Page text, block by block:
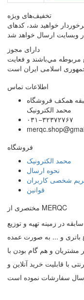
تخفیف‌های ویژه
خواهید شد، کدهای
دارای مجوز
مربوطه مي‌باشند و فعایت
اطلاعات تماس
همکف فروشگاه
محمد الکترونیک
۰۳۱−۳۲۳۷۲۷۶۷
فروشگاه
محمد الکترونیک
نحوه ارسال
شخصی کاربران
قوانین
مختصری از MERQC
در زمینه تهیه و توزیع
باتری و ... به صورت عمده
و هم گام بودن با
با قابلیت خرید آنلاین و